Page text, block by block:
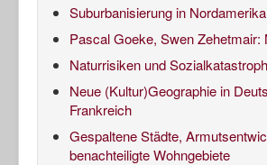
Suburbanisierung in Nordamerika
Pascal Goeke, Swen Zehetmair:
Naturrisiken und
Neue (Kultur)Geographie in
Frankreich
Gespaltene Städte,
benachteiligte Wohngebiete